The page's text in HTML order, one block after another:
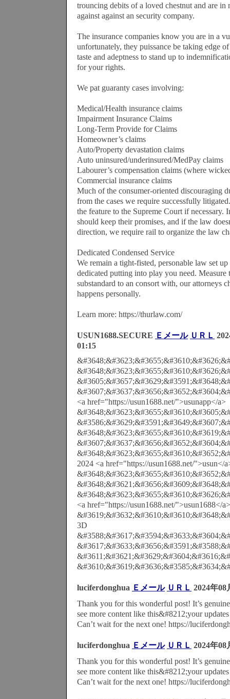
trouncing debits of a loved chestnut and are
against against an security company.
The insurance companies know you are in a
unfortunately, they puissance be taking edge
taste and adeptness to stand up to
for your rights.
We pat guaranty cases involving:
Medical/Health insurance claims
Impairment Insurance Claims
Long-Term Provide for Claims
Homeowner’s claims
Auto/Property devastation claims
Auto uninsured/underinsured/MedPay claims
Labourer’s compensation claims (where
Commercial insurance claims
Much of the consumer-oriented discouraging
from the cases we require successfully
the feature to the Supreme Court if necessary.
should keep their promises, and if the law
direction, we require rail to organize the law
Dedicated Condensed Service
We remain a tight-fisted, personable law set
dedicated putting into play you need. Measure
substandard to an consort with, our attorneys
happens personally.
Learn more: https://thurlaw.com/
USUN1688.SECURE Ｅメール ＵＲＬ
01:15
<a href="https://usun1688.net/">usunapp</a>
2024 <a href="https://usun1688.net/">usun</
<a href="https://usun1688.net/">usun1688</a>
3D
luciferdonghua Ｅメール ＵＲＬ 2024年08
Thank you for this wonderful post! It’s
see more content like this&#8212;your
Can’t wait for the next one! https://
luciferdonghua Ｅメール ＵＲＬ 2024年08
Thank you for this wonderful post! It’s
see more content like this&#8212;your
Can’t wait for the next one! https://